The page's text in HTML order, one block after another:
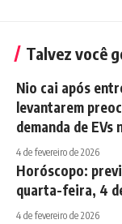
Talvez você
Nio cai após
levantarem
demanda de EVs
4 de fevereiro de 2026
Horóscopo:
quarta-feira, 4
4 de fevereiro de 2026